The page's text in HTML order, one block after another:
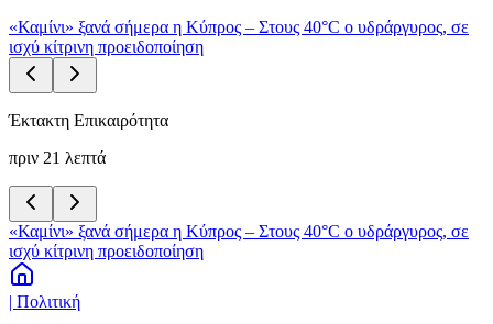
«Καμίνι» ξανά σήμερα η Κύπρος – Στους 40°C ο υδράργυρος, σε
ισχύ κίτρινη προειδοποίηση
Έκτακτη Επικαιρότητα
πριν 21 λεπτά
«Καμίνι» ξανά σήμερα η Κύπρος – Στους 40°C ο υδράργυρος, σε
ισχύ κίτρινη προειδοποίηση
| Πολιτική